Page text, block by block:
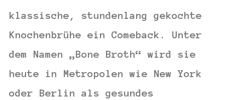
klassische, stundenlang gekochte
Knochenbrühe ein Comeback. Unter
dem Namen „Bone Broth“ wird sie
heute in Metropolen wie New York
oder Berlin als gesundes